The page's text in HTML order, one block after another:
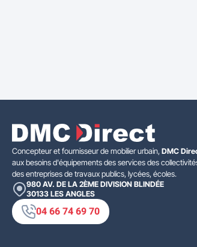
Concepteur et fournisseur de mobilier urbain, DMC
aux besoins d'équipements des services des
des entreprises de travaux publics, lycées, écoles.
980 AV. DE LA 2ÈME DIVISION BLINDÉE
30133 LES ANGLES
04 66 74 69 70